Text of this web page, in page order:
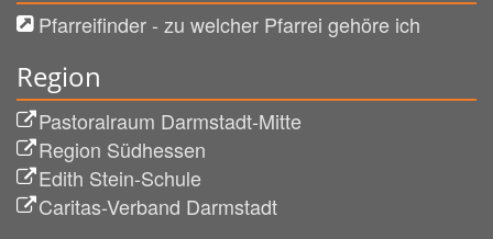
Pfarreifinder - zu welcher Pfarrei gehöre ich
Region
Pastoralraum Darmstadt-Mitte
Region Südhessen
Edith Stein-Schule
Caritas-Verband Darmstadt